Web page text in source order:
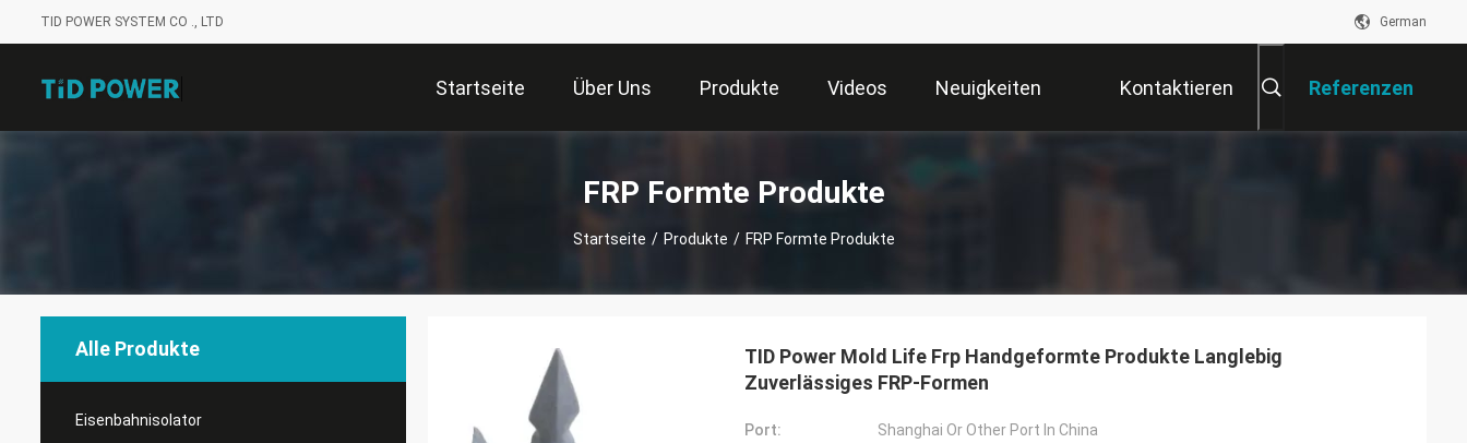
TID POWER SYSTEM CO ., LTD German
Startseite Über Uns Produkte Videos Neuigkeiten Kontaktieren Referenzen
FRP Formte Produkte
Startseite / Produkte / FRP Formte Produkte
Alle Produkte
Eisenbahnisolator
TID Power Mold Life Frp Handgeformte Produkte Langlebig
Zuverlässiges FRP-Formen
Port:
Shanghai Or Other Port In China